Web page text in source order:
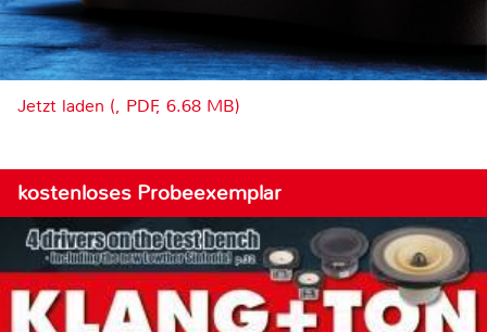
Jetzt laden (, PDF, 6.68 MB)
kostenloses Probeexemplar